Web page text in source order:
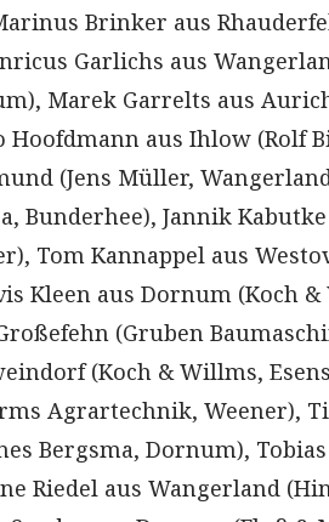
Brinker aus
Garlichs aus
Marek Garrelts aus
aus Ihlow (Rolf
(Jens Müller,
Bunderhee), Jannik
Tom Kannappel aus
Kleen aus Dornum (Koch
(Gruben
(Koch & Willms,
Agrartechnik, Weener),
Bergsma, Dornum),
Riedel aus Wangerland